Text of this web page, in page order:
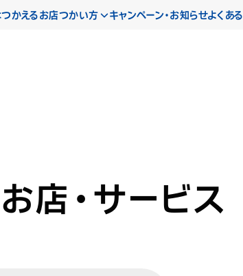
つかえるお店つかい方 キャンペーン・お知らせよくあ
店・サービス